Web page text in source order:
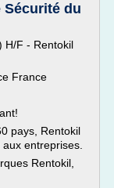
Sécurité du
H/F - Rentokil
France
pays, Rentokil
entreprises.
Rentokil,